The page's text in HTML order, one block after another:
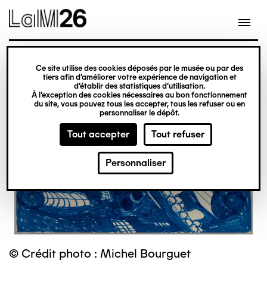
Gestion des cookies
Ce site utilise des cookies déposés par le musée ou par des
tiers afin d’améliorer votre expérience de navigation et
d’établir des statistiques d’utilisation.
À l’exception des cookies nécessaires au bon fonctionnement
du site, vous pouvez tous les accepter, tous les refuser ou en
personnaliser le dépôt.
Tout accepter Tout refuser
Personnaliser
contenu
© Crédit photo : Michel Bourguet